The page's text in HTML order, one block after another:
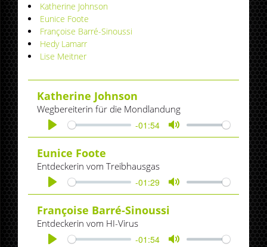
Katherine Johnson
Eunice Foote
Françoise Barré-Sinoussi
Hedy Lamarr
Lise Meitner
Katherine Johnson
Wegbereiterin für die Mondlandung
Play
-01:54
Mute
Eunice Foote
Entdeckerin vom Treibhausgas
Play
-01:29
Mute
Françoise Barré-Sinoussi
Entdeckerin vom HI-Virus
-01:54